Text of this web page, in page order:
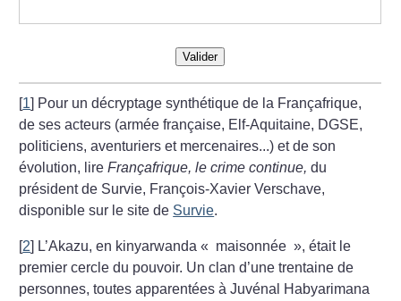
Valider
[1] Pour un décryptage synthétique de la Françafrique,
de ses acteurs (armée française, Elf-Aquitaine, DGSE,
politiciens, aventuriers et mercenaires...) et de son
évolution, lireFrançafrique, le crime continue, du
président de Survie, François-Xavier Verschave,
disponible sur le site de Survie.
[2] L’Akazu, en kinyarwanda « maisonnée », était le
premier cercle du pouvoir. Un clan d’une trentaine de
personnes, toutes apparentées à Juvénal Habyarimana